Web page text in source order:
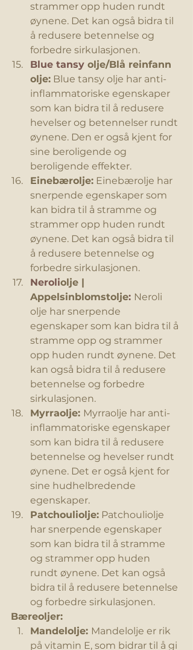
strammer opp huden rundt
øynene. Det kan også bidra til
å redusere betennelse og
forbedre sirkulasjonen.
Blue tansy olje/Blå reinfann
olje: Blue tansy olje har anti-
inflammatoriske egenskaper
som kan bidra til å redusere
hevelser og betennelser rundt
øynene. Den er også kjent for
sine beroligende og
beroligende effekter.
Einebærolje: Einebærolje har
snerpende egenskaper som
kan bidra til å stramme og
strammer opp huden rundt
øynene. Det kan også bidra til
å redusere betennelse og
forbedre sirkulasjonen.
Neroliolje |
Appelsinblomstolje: Neroli
olje har snerpende
egenskaper som kan bidra til å
stramme opp og strammer
opp huden rundt øynene. Det
kan også bidra til å redusere
betennelse og forbedre
sirkulasjonen.
Myrraolje: Myrraolje har anti-
inflammatoriske egenskaper
som kan bidra til å redusere
betennelse og hevelser rundt
øynene. Det er også kjent for
sine hudhelbredende
egenskaper.
Patchouliolje: Patchouliolje
har snerpende egenskaper
som kan bidra til å stramme
og strammer opp huden
rundt øynene. Det kan også
bidra til å redusere betennelse
og forbedre sirkulasjonen.
Bæreoljer:
Mandelolje: Mandelolje er rik
på vitamin E, som bidrar til å gi